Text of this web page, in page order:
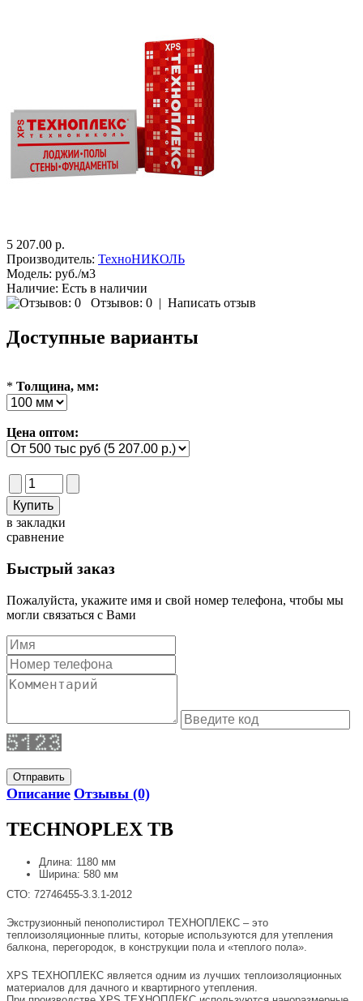
5 207.00 р.
Производитель: ТехноНИКОЛЬ
Модель: руб./м3
Наличие: Есть в наличии
Отзывов: 0 | Написать отзыв
Доступные варианты
* Толщина, мм:
Цена оптом:
в закладки
сравнение
Быстрый заказ
Пожалуйста, укажите имя и свой номер телефона, чтобы мы
могли связаться с Вами
Отправить
Описание Отзывы (0)
TECHNOPLEX TB
Длина: 1180 мм
Ширина: 580 мм
СТО: 72746455-3.3.1-2012
Экструзионный пенополистирол ТЕХНОПЛЕКС – это
теплоизоляционные плиты, которые используются для утепления
балкона, перегородок, в конструкции пола и «теплого пола».
XPS ТЕХНОПЛЕКС является одним из лучших теплоизоляционных
материалов для дачного и квартирного утепления.